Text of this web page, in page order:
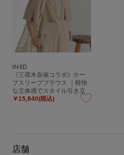
INED
《三尋木奈保コラボ》ケー
プスリーブブラウス ｜軽快
な立体感でスタイル引き立
つ、贅沢セットアップ
￥15,840(税込)
店舗